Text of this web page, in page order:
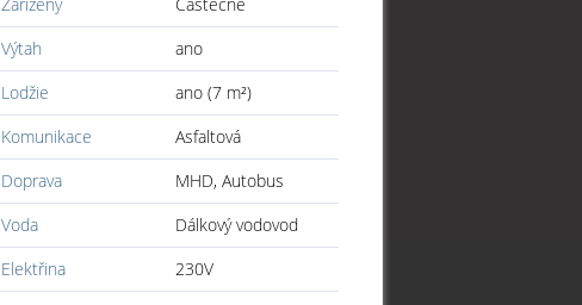
Výtah
ano
Lodžie
ano (7 m²)
Komunikace
Asfaltová
Doprava
MHD, Autobus
Voda
Dálkový vodovod
Elektřina
230V